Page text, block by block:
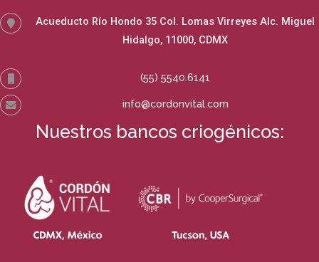
Acueducto Río Hondo 35 Col. Lomas Virreyes Alc. Miguel
Hidalgo, 11000, CDMX
(55) 5540.6141
info@cordonvital.com
Nuestros bancos criogénicos: